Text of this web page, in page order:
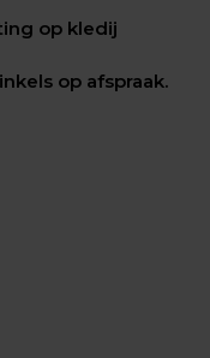
op kledij
op afspraak.